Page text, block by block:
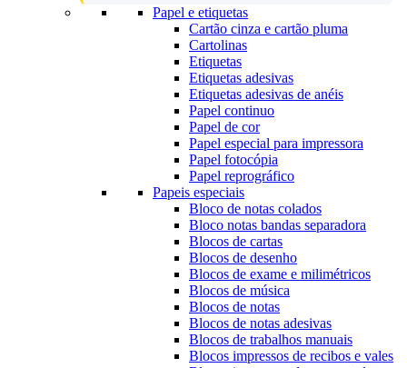
Papel e etiquetas
Cartão cinza e cartão pluma
Cartolinas
Etiquetas
Etiquetas adesivas
Etiquetas adesivas de anéis
Papel continuo
Papel de cor
Papel especial para impressora
Papel fotocópia
Papel reprográfico
Papeis especiais
Bloco de notas colados
Bloco notas bandas separadora
Blocos de cartas
Blocos de desenho
Blocos de exame e milimétricos
Blocos de música
Blocos de notas
Blocos de notas adesivas
Blocos de trabalhos manuais
Blocos impressos de recibos e vales